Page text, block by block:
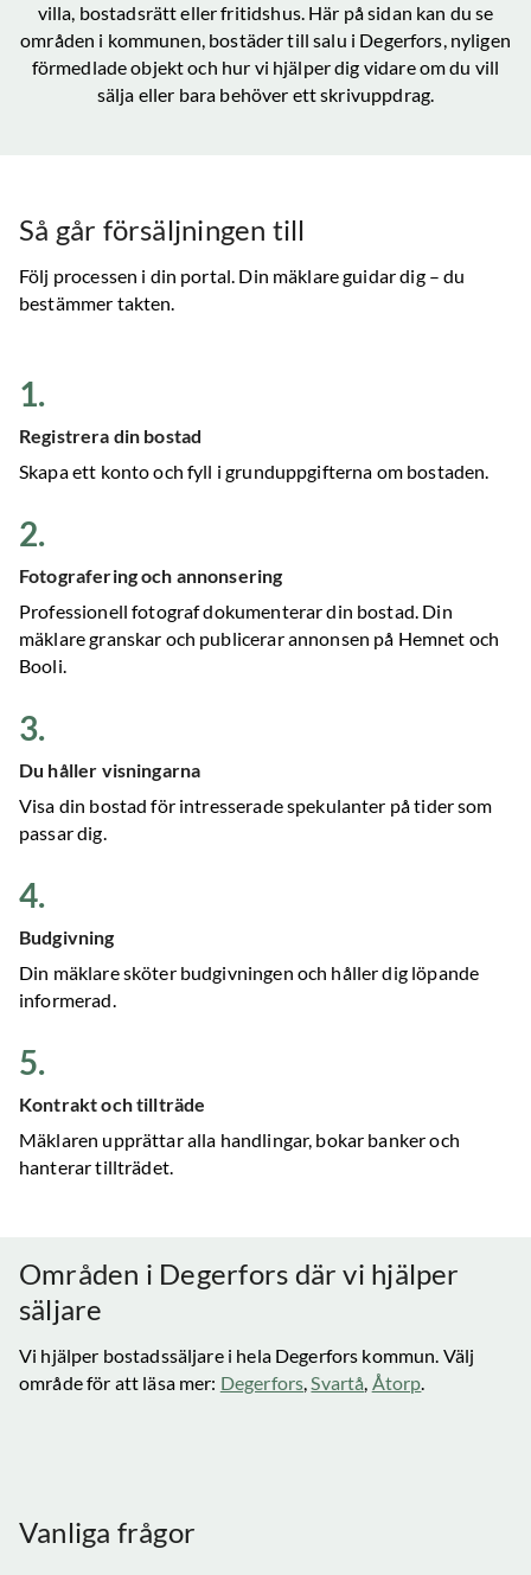
villa, bostadsrätt eller fritidshus. Här på sidan kan du se
områden i kommunen, bostäder till salu i Degerfors, nyligen
förmedlade objekt och hur vi hjälper dig vidare om du vill
sälja eller bara behöver ett skrivuppdrag.
Så går försäljningen till
Följ processen i din portal. Din mäklare guidar dig – du
bestämmer takten.
1.
Registrera din bostad
Skapa ett konto och fyll i grunduppgifterna om bostaden.
2.
Fotografering och annonsering
Professionell fotograf dokumenterar din bostad. Din
mäklare granskar och publicerar annonsen på Hemnet och
Booli.
3.
Du håller visningarna
Visa din bostad för intresserade spekulanter på tider som
passar dig.
4.
Budgivning
Din mäklare sköter budgivningen och håller dig löpande
informerad.
5.
Kontrakt och tillträde
Mäklaren upprättar alla handlingar, bokar banker och
hanterar tillträdet.
Områden i Degerfors där vi hjälper
säljare
Vi hjälper bostadssäljare i hela Degerfors kommun. Välj
område för att läsa mer: Degerfors,Svartå, Åtorp.
Vanliga frågor